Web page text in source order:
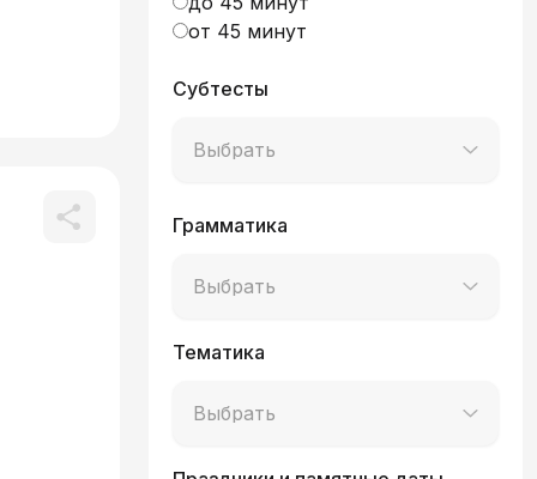
от 45 минут
Субтесты
Выбрать
Грамматика
Выбрать
Тематика
Выбрать